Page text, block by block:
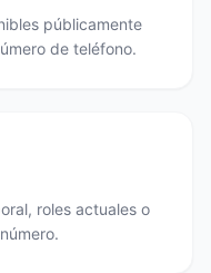
públicamente
de teléfono.
roles actuales o